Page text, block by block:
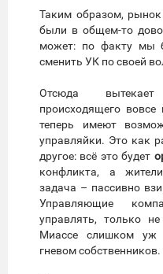
Таким образом,
были в общем-то
может: по факту мы
сменить УК по своей
Отсюда
происходящего
теперь имеют
управляйки. Это как
другое: всё это будет
конфликта, а
задача – пассивно
Управляющие
управлять, только
Миассе слишком уж
гневом собственников.